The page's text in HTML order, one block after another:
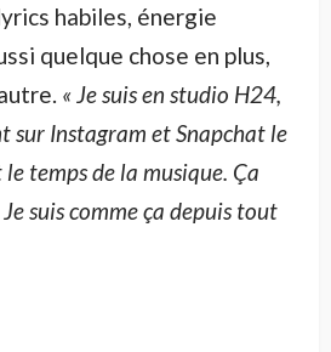
habiles, énergie
quelque chose en plus,
« Je suis en studio H24,
sur Instagram et Snapchat le
temps de la musique. Ça
suis comme ça depuis tout